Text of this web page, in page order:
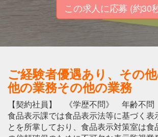
この求人に応募 (約30
ご経験者優遇あり、その
他の業務その他の業務
【契約社員】 《学歴不問》 年齢不問
食品表示課では食品表示法等に基づく表
とを所掌しており、食品表示対策室は